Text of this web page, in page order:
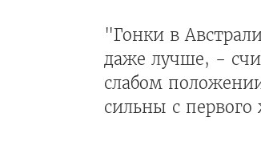
"Гонки в
даже лучше, -
слабом
сильны с